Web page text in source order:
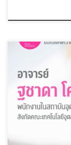
ขอแสดงความยินดี
อนุมัติแต่ง […]